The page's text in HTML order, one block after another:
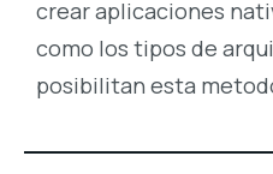
crear aplicaciones
como los tipos de
posibilitan esta